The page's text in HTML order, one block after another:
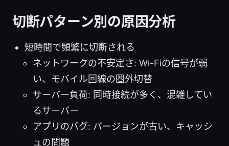
切断パターン別の原因分析
短時間で頻繁に切断される
ネットワークの不安定さ: Wi-Fiの信号が弱
い、モバイル回線の圏外切替
サーバー負荷: 同時接続が多く、混雑してい
るサーバー
アプリのバグ: バージョンが古い、キャッシ
ュの問題